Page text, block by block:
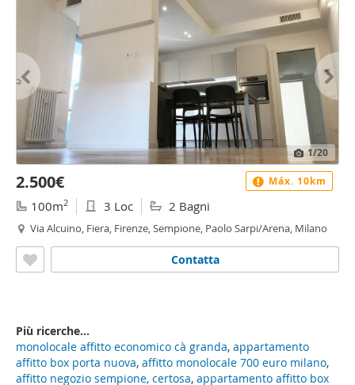
1/20
2.500€
100m2 3 Loc 2 Bagni
Via Alcuino, Fiera, Firenze, Sempione, Paolo Sarpi/Arena, Milano
Contatta
Máx. 10km
Più ricerche...
monolocale affitto economico cà granda, appartamento
affitto box porta nuova, affitto monolocale 700 euro milano,
affitto negozio sempione, certosa, appartamento affitto box